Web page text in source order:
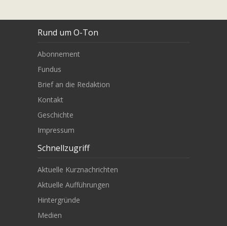
Rund um O-Ton
Abonnement
Fundus
Brief an die Redaktion
Kontakt
Geschichte
Impressum
Schnellzugriff
Aktuelle Kurznachrichten
Aktuelle Aufführungen
Hintergründe
Medien